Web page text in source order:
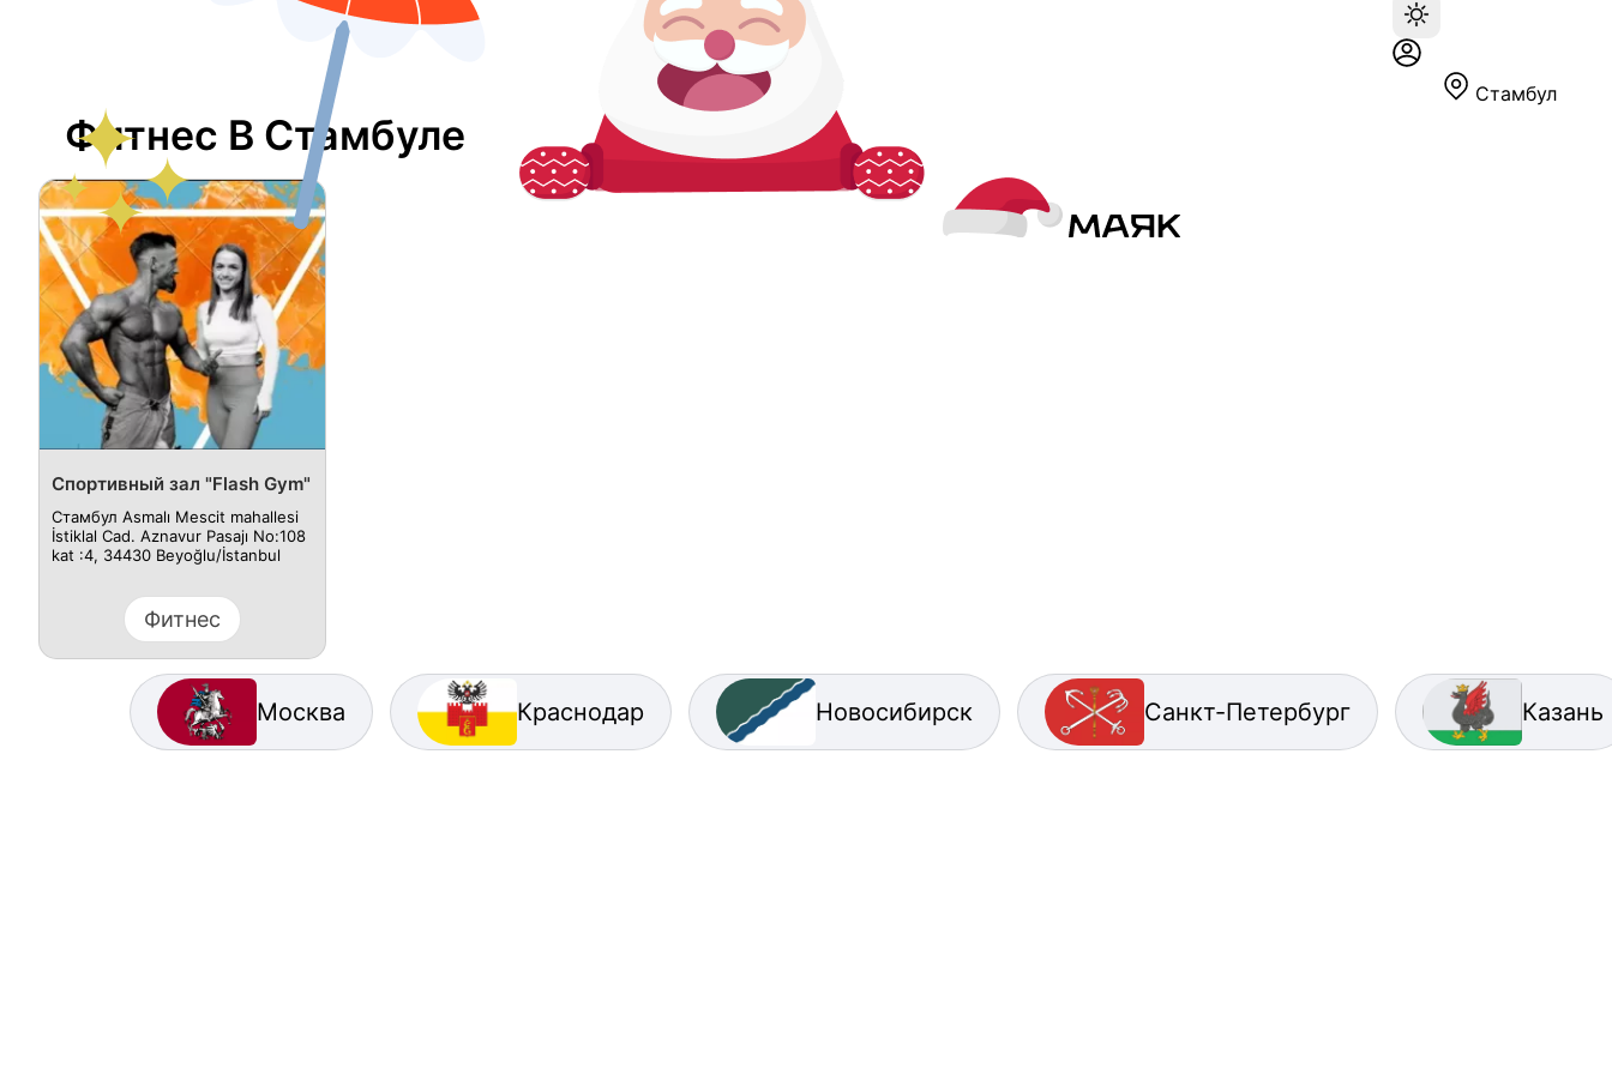
Стамбул
Фитнес В Стамбуле
Спортивный зал "Flash Gym"
Стамбул Asmalı Mescit mahallesi
İstiklal Cad. Aznavur Pasajı No:108
kat :4, 34430 Beyoğlu/İstanbul
Фитнес
Москва Краснодар Новосибирск Санкт-Петербург Казань